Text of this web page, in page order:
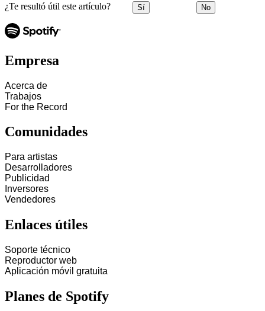
¿Te resultó útil este artículo? Sí No
Empresa
Acerca de
Trabajos
For the Record
Comunidades
Para artistas
Desarrolladores
Publicidad
Inversores
Vendedores
Enlaces útiles
Soporte técnico
Reproductor web
Aplicación móvil gratuita
Planes de Spotify